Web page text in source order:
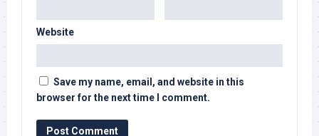
Website
Save my name, email, and website in this
browser for the next time I comment.